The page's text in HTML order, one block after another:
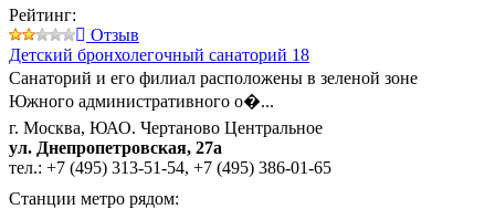
Рейтинг:
Отзыв
Детский бронхолегочный санаторий 18
Санаторий и его филиал расположены в зеленой зоне
Южного административного о�...
г. Москва, ЮАО. Чертаново Центральное
ул. Днепропетровская, 27а
тел.: +7 (495) 313-51-54, +7 (495) 386-01-65
Станции метро рядом: